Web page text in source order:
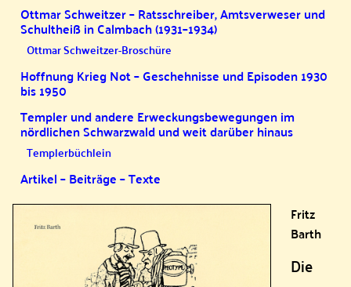
Ottmar Schweitzer – Ratsschreiber, Amtsverweser und
Schultheiß in Calmbach (1931–1934)
Ottmar Schweitzer-Broschüre
Hoffnung Krieg Not – Geschehnisse und Episoden 1930
bis 1950
Templer und andere Erweckungsbewegungen im
nördlichen Schwarzwald und weit darüber hinaus
Templerbüchlein
Artikel – Beiträge – Texte
Fritz
Barth
Die